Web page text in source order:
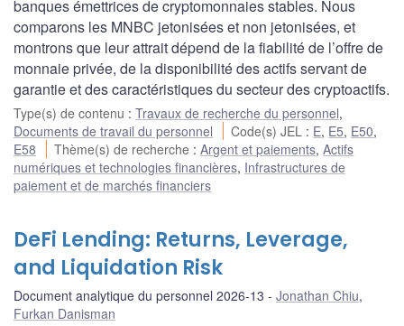
banques émettrices de cryptomonnaies stables. Nous
comparons les MNBC jetonisées et non jetonisées, et
montrons que leur attrait dépend de la fiabilité de l’offre de
monnaie privée, de la disponibilité des actifs servant de
garantie et des caractéristiques du secteur des cryptoactifs.
Type(s) de contenu : Travaux de recherche du personnel,
Documents de travail du personnel
Code(s) JEL : E, E5, E50,
E58
Thème(s) de recherche :Argent et paiements,Actifs
numériques et technologies financières, Infrastructures de
paiement et de marchés financiers
DeFi Lending: Returns, Leverage,
and Liquidation Risk
Document analytique du personnel 2026-13 Jonathan Chiu,
Furkan Danisman